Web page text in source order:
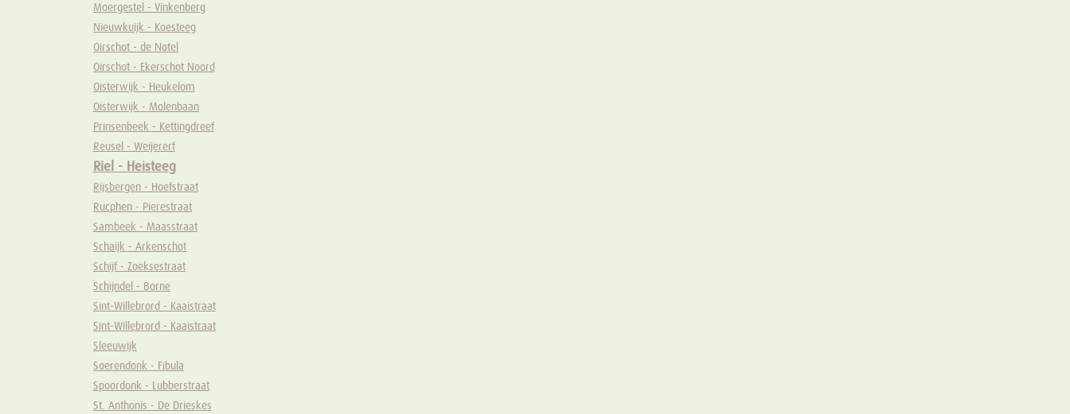
Moergestel - Vinkenberg
Nieuwkuijk - Koesteeg
Oirschot - de Notel
Oirschot - Ekerschot Noord
Oisterwijk - Heukelom
Oisterwijk - Molenbaan
Prinsenbeek - Kettingdreef
Reusel - Weijererf
Riel - Heisteeg
Rijsbergen - Hoefstraat
Rucphen - Pierestraat
Sambeek - Maasstraat
Schaijk - Arkenschot
Schijf - Zoeksestraat
Schijndel - Borne
Sint-Willebrord - Kaaistraat
Sint-Willebrord - Kaaistraat
Sleeuwijk
Soerendonk - Fibula
Spoordonk - Lubberstraat
St. Anthonis - De Drieskes